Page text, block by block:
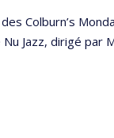
Colburn’s
Jazz, dirigé par